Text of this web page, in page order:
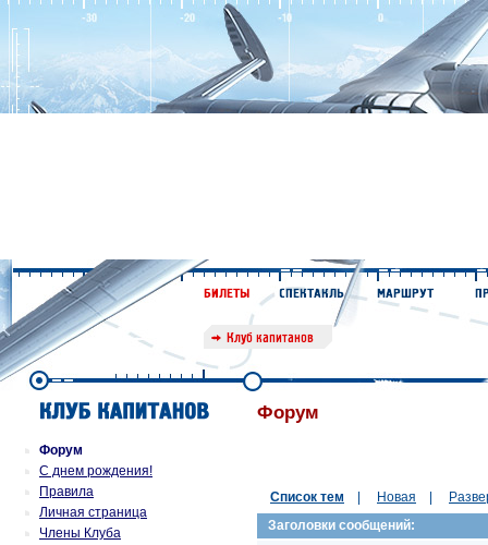
Форум
С днем рождения!
Правила
Личная страница
Члены Клуба
Форум
Список тем Новая
Заголовки сообщений: